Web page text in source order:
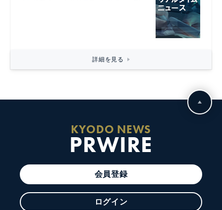
詳細を見る
KYODO NEWS
PRWIRE
会員登録
ログイン